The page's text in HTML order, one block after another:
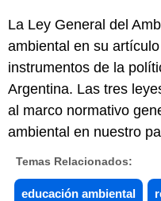
La Ley General del
ambiental en su
instrumentos de la
Argentina. Las tres
al marco normativo
ambiental en nuestro
Temas Relacionados:
educación ambiental